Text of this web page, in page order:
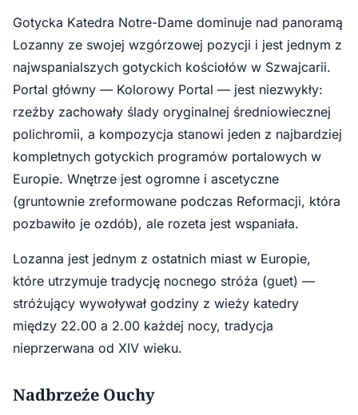
Gotycka Katedra Notre-Dame dominuje nad panoramą
Lozanny ze swojej wzgórzowej pozycji i jest jednym z
najwspanialszych gotyckich kościołów w Szwajcarii.
Portal główny — Kolorowy Portal — jest niezwykły:
rzeźby zachowały ślady oryginalnej średniowiecznej
polichromii, a kompozycja stanowi jeden z najbardziej
kompletnych gotyckich programów portalowych w
Europie. Wnętrze jest ogromne i ascetyczne
(gruntownie zreformowane podczas Reformacji, która
pozbawiło je ozdób), ale rozeta jest wspaniała.
Lozanna jest jednym z ostatnich miast w Europie,
które utrzymuje tradycję nocnego stróża (guet) —
stróżujący wywoływał godziny z wieży katedry
między 22.00 a 2.00 każdej nocy, tradycja
nieprzerwana od XIV wieku.
Nadbrzeże Ouchy